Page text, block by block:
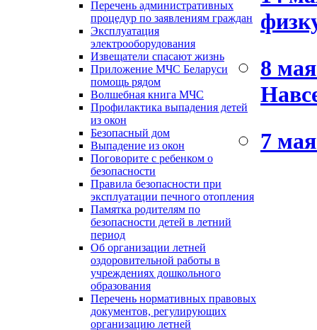
Перечень административных
процедур по заявлениям граждан
Эксплуатация
электрооборудования
Извещатели спасают жизнь
Приложение МЧС Беларуси
помощь рядом
Волшебная книга МЧС
Профилактика выпадения детей
из окон
Безопасный дом
Выпадение из окон
Поговорите с ребенком о
безопасности
Правила безопасности при
эксплуатации печного отопления
Памятка родителям по
безопасности детей в летний
период
Об организации летней
оздоровительной работы в
учреждениях дошкольного
образования
Перечень нормативных правовых
документов, регулирующих
организацию летней
8
7